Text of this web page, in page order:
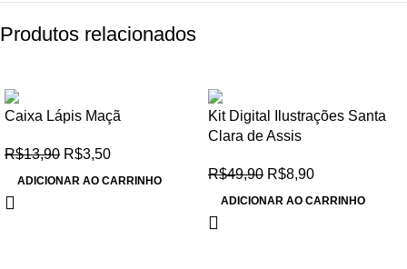
Produtos relacionados
Caixa Lápis Maçã
R$13,90 R$3,50
ADICIONAR AO CARRINHO
Kit Digital Ilustrações Santa
Clara de Assis
R$49,90 R$8,90
ADICIONAR AO CARRINHO